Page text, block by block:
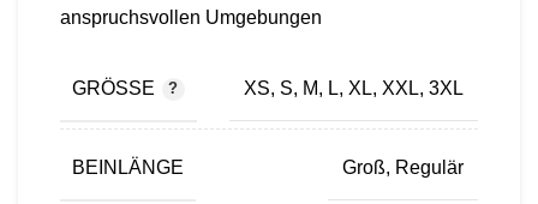
anspruchsvollen Umgebungen​
GRÖSSE XS, S, M, L, XL, XXL, 3XL
BEINLÄNGE Groß, Regulär